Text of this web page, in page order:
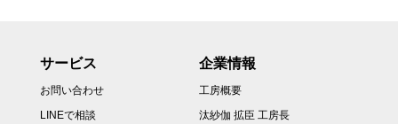
サービス
お問い合わせ
LINEで相談
企業情報
工房概要
汰紗伽 拡臣 工房長